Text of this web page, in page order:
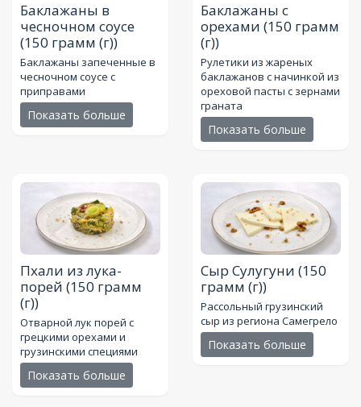
Баклажаны в
чесночном соусе
(150 грамм (г))
Баклажаны запеченные в
чесночном соусе с
приправами
Показать больше
Баклажаны с
орехами (150 грамм
(г))
Рулетики из жареных
баклажанов с начинкой из
ореховой пасты с зернами
граната
Показать больше
Пхали из лука-
порей (150 грамм
(г))
Отварной лук порей с
грецкими орехами и
грузинскими специями
Показать больше
Сыр Сулугуни (150
грамм (г))
Рассольный грузинский
сыр из региона Самегрело
Показать больше